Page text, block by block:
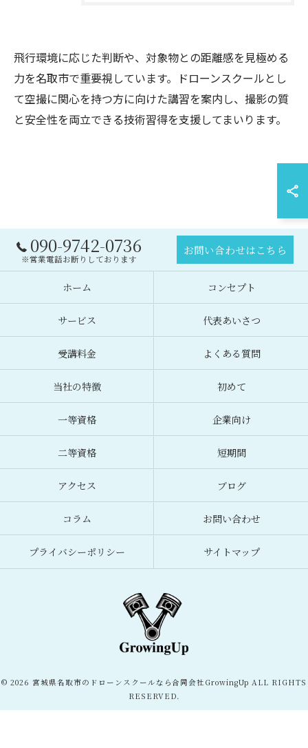
飛行環境に応じた判断や、対象物との距離感を見極める
力を名取市で重要視しています。ドローンスクールとし
て空撮に関心を持つ方に向けた講習を案内し、撮影の質
と安全性を両立できる技術習得を支援してまいります。
090-9742-0736
※営業電話お断りしております
お問い合わせはこちら
ホーム コンセプト
サービス 代表あいさつ
受講料金 よくある質問
当社の特徴 初めて
一等資格 企業向け
二等資格 短期間
アクセス ブログ
コラム お問い合わせ
プライバシーポリシー サイトマップ
© 2026 宮城県名取市のドローンスクールなら合同会社GrowingUp ALL RIGHTS
RESERVED.